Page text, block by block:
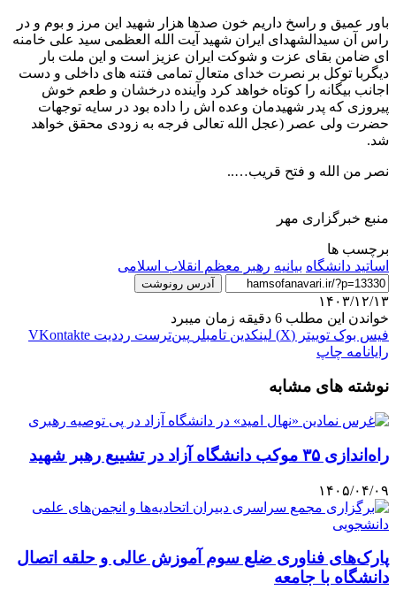
باور عمیق و راسخ داریم خون صدها هزار شهید این مرز و بوم و در
راس آن سیدالشهدای ایران شهید آیت الله العظمی سید علی خامنه
ای ضامن بقای عزت و شوکت ایران عزیز است و این ملت بار
دیگربا توکل بر نصرت خدای متعال تمامی فتنه های داخلی و دست
اجانب بیگانه را کوتاه خواهد کرد وآینده درخشان و طعم خوش
پیروزی که پدر شهیدمان وعده اش را داده بود در سایه توجهات
حضرت ولی عصر (عجل الله تعالی فرجه به زودی محقق خواهد
شد.
نصر من الله و فتح قریب…..
منبع خبرگزاری مهر
برچسب ها
اساتید دانشگاه بیانیه رهبر معظم انقلاب اسلامی
آدرس رونوشت
۱۴۰۳/۱۲/۱۳
خواندن این مطلب 6 دقیقه زمان میبرد
فیس بوک توییتر (X) لینکدین ‫تامبلر ‫پین‌ترست ‫رددیت ‫VKontakte
رایانامه چاپ
نوشته های مشابه
راه‌اندازی ۳۵ موکب دانشگاه آزاد در تشییع رهبر شهید
۱۴۰۵/۰۴/۰۹
پارک‌های فناوری ضلع سوم آموزش عالی و حلقه اتصال
دانشگاه با جامعه